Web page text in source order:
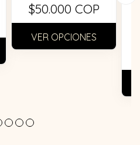
$50.000 COP
VER OPCIONES